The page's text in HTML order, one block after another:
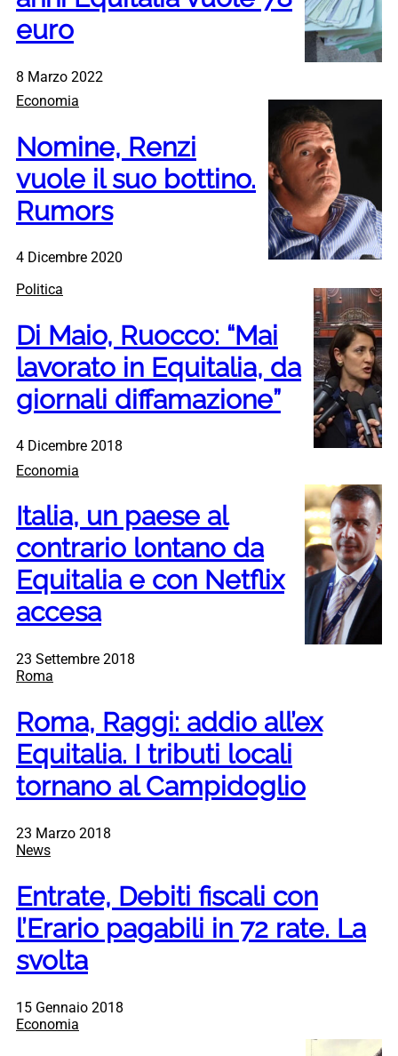
euro
8 Marzo 2022
Economia
Nomine, Renzi
vuole il suo bottino.
Rumors
4 Dicembre 2020
Politica
Di Maio, Ruocco: “Mai
lavorato in Equitalia, da
giornali diffamazione”
4 Dicembre 2018
Economia
Italia, un paese al
contrario lontano da
Equitalia e con Netflix
accesa
23 Settembre 2018
Roma
Roma, Raggi: addio all’ex
Equitalia. I tributi locali
tornano al Campidoglio
23 Marzo 2018
News
Entrate, Debiti fiscali con
l’Erario pagabili in 72 rate. La
svolta
15 Gennaio 2018
Economia